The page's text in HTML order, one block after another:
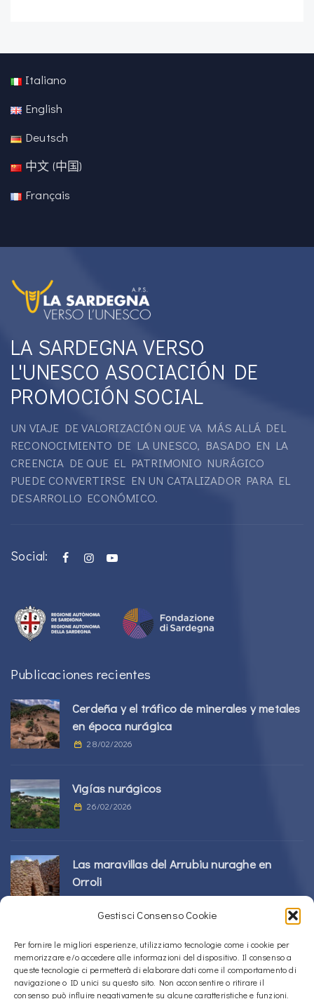
Gestisci Consenso Cookie
Per fornire le migliori esperienze, utilizziamo tecnologie come i cookie per
memorizzare e/o accedere alle informazioni del dispositivo. Il consenso a
queste tecnologie ci permetterà di elaborare dati come il comportamento di
navigazione o ID unici su questo sito. Non acconsentire o ritirare il
consenso può influire negativamente su alcune caratteristiche e funzioni.
Italiano
English
Deutsch
中文 (中国)
Français
LA SARDEGNA VERSO
L'UNESCO ASOCIACIÓN DE
PROMOCIÓN SOCIAL
UN VIAJE DE VALORIZACIÓN QUE VA MÁS ALLÁ DEL
RECONOCIMIENTO DE LA UNESCO, BASADO EN LA
CREENCIA DE QUE EL PATRIMONIO NURÁGICO
PUEDE CONVERTIRSE EN UN CATALIZADOR PARA EL
DESARROLLO ECONÓMICO.
Social:
Publicaciones recientes
Cerdeña y el tráfico de minerales y metales
en época nurágica
28/02/2026
Vigías nurágicos
26/02/2026
Las maravillas del Arrubiu nuraghe en
Orroli
24/02/2026
Complejo Sos Nurattolos Nuragic en Alà
dei Sardi
23/02/2026